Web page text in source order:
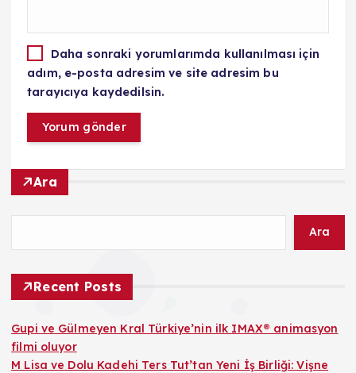
Daha sonraki yorumlarımda kullanılması için
adım, e-posta adresim ve site adresim bu
tarayıcıya kaydedilsin.
Ara
Ara
Recent Posts
Gupi ve Gülmeyen Kral Türkiye’nin ilk IMAX® animasyon
filmi oluyor
M Lisa ve Dolu Kadehi Ters Tut’tan Yeni İş Birliği: Vişne